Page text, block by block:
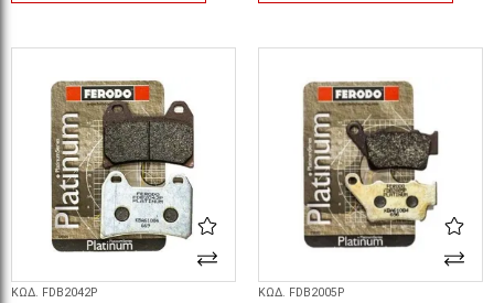
ΚΩΔ. FDB2042P ΚΩΔ. FDB2005P